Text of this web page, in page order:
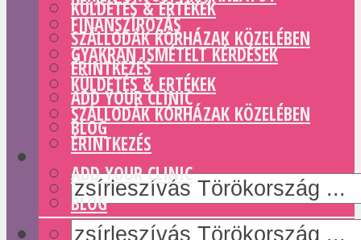
KÜLDETÉS & ERTÉKEK
SZÁLLODÁK KÓRHÁZAK KÖZELÉBEN
ÉRINTKEZÉS
ADD YOUR CLINIC
BLOG
FINANSZÍROZÁS
GYAKRAN ISMÉTELT KÉRDÉSEK
KÜLDETÉS & ERTÉKEK
SZÁLLODÁK KÓRHÁZAK KÖZELÉBEN
ÉRINTKEZÉS
ADD YOUR CLINIC
BLOG